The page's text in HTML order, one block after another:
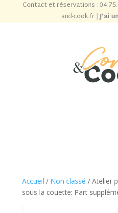
Contact et réservations :
and-cook.fr|J’ai
Accueil / Non classé / Atelier
sous la couette: Part